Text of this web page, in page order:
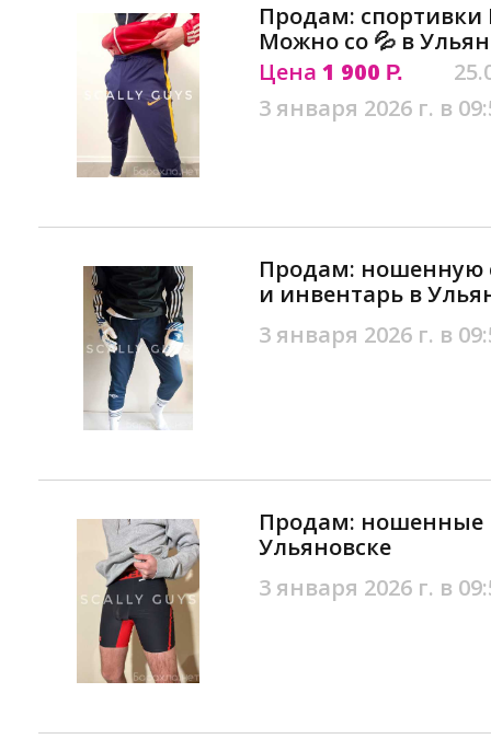
Продам: спортивки
Можно со 💦 в
Цена 1 900 Р.
3 января 2026 г. в
Продам: ношенную
и инвентарь в
3 января 2026 г. в
Продам: ношенные
Ульяновске
3 января 2026 г. в